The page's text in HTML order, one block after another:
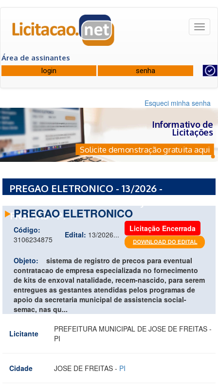
Área de assinantes
Esqueci minha senha
Informativo de
Licitações
Solicite demonstração gratuita aqui
PREGAO ELETRONICO - 13/2026 -
FREITAS - PI
PREGAO ELETRONICO
Código:
3106234875
Edital: 13/2026...
Licitação Encerrada
Objeto:
sistema de registro de precos para eventual
contratacao de empresa especializada no fornecimento
de kits de enxoval natalidade, recem-nascido, para serem
entregues as gestantes atendidas pelos programas de
apoio da secretaria municipal de assistencia social-
semac, nas qu...
Licitante
PREFEITURA MUNICIPAL DE JOSE DE FREITAS -
PI
Cidade JOSE DE FREITAS - PI